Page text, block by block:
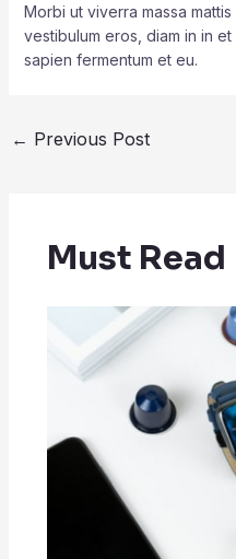
Morbi ut viverra massa
vestibulum eros, diam in in
sapien fermentum et eu.
Post
← Previous Post
Must Read